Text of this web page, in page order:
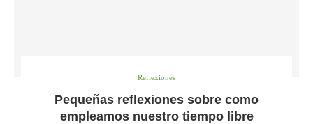
Reflexiones
Pequeñas reflexiones sobre como
empleamos nuestro tiempo libre